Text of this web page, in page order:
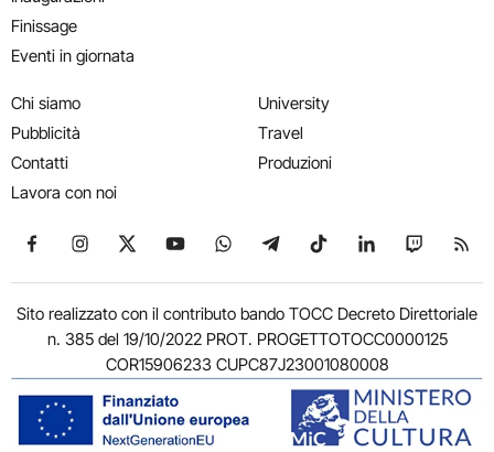
Finissage
Eventi in giornata
Chi siamo
Pubblicità
Contatti
Lavora con noi
University
Travel
Produzioni
Seguici su Facebook
Seguici su Instagram
Seguici su X
Seguici su YouTube
Seguici su WhatsApp
Seguici su Telegram
Seguici su TikTok
Seguici su
Seguici
Sito realizzato con il contributo bando TOCC Decreto Direttoriale
n. 385 del 19/10/2022 PROT. PROGETTOTOCC0000125
COR15906233 CUPC87J23001080008